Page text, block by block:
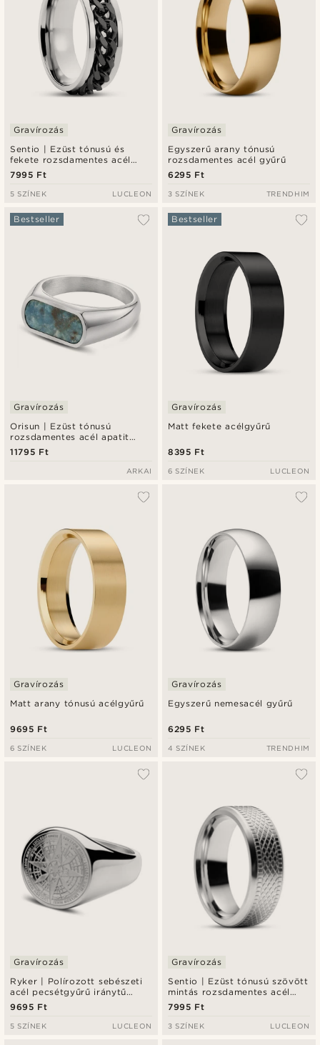
Sentio | Ezüst tónusú és
fekete rozsdamentes acél
láncszemes gyűrű
Gravírozás
7995 Ft
5 SZÍNEK LUCLEON
Egyszerű arany tónusú
rozsdamentes acél gyűrű
Gravírozás
6295 Ft
3 SZÍNEK TRENDHIM
Orisun | Ezüst tónusú
rozsdamentes acél apatit
köves pecsétgyűrű
Bestseller
Gravírozás
11795 Ft
ARKAI
Matt fekete acélgyűrű
Bestseller
Gravírozás
8395 Ft
6 SZÍNEK LUCLEON
Matt arany tónusú acélgyűrű
Gravírozás
9695 Ft
6 SZÍNEK LUCLEON
Egyszerű nemesacél gyűrű
Gravírozás
6295 Ft
4 SZÍNEK TRENDHIM
Ryker | Polírozott sebészeti
acél pecsétgyűrű iránytű
mintával
Gravírozás
9695 Ft
5 SZÍNEK LUCLEON
Sentio | Ezüst tónusú szövött
mintás rozsdamentes acél
gyűrű
Gravírozás
7995 Ft
3 SZÍNEK LUCLEON